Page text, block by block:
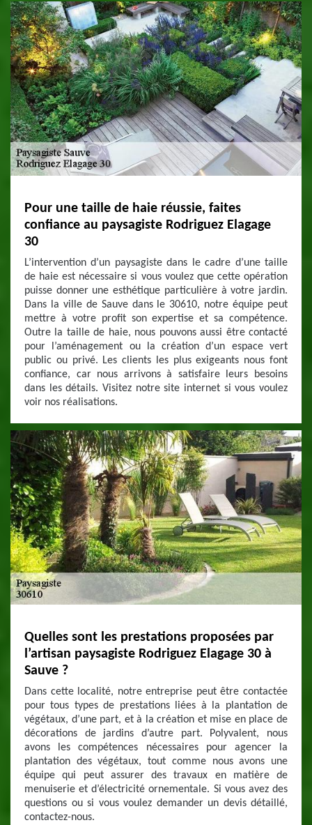
Pour une taille de haie réussie, faites
confiance au paysagiste Rodriguez Elagage
30
L’intervention d’un paysagiste dans le cadre d’une taille
de haie est nécessaire si vous voulez que cette opération
puisse donner une esthétique particulière à votre jardin.
Dans la ville de Sauve dans le 30610, notre équipe peut
mettre à votre profit son expertise et sa compétence.
Outre la taille de haie, nous pouvons aussi être contacté
pour l’aménagement ou la création d’un espace vert
public ou privé. Les clients les plus exigeants nous font
confiance, car nous arrivons à satisfaire leurs besoins
dans les détails. Visitez notre site internet si vous voulez
voir nos réalisations.
Quelles sont les prestations proposées par
l’artisan paysagiste Rodriguez Elagage 30 à
Sauve ?
Dans cette localité, notre entreprise peut être contactée
pour tous types de prestations liées à la plantation de
végétaux, d’une part, et à la création et mise en place de
décorations de jardins d’autre part. Polyvalent, nous
avons les compétences nécessaires pour agencer la
plantation des végétaux, tout comme nous avons une
équipe qui peut assurer des travaux en matière de
menuiserie et d’électricité ornementale. Si vous avez des
questions ou si vous voulez demander un devis détaillé,
contactez-nous.